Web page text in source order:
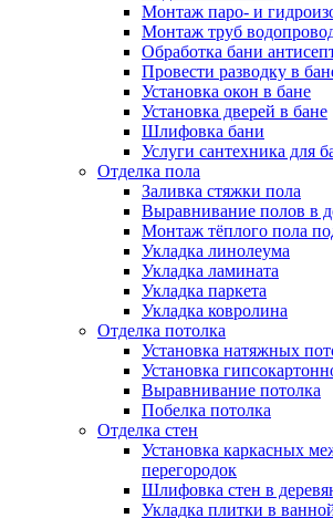
Монтаж паро- и
Монтаж труб
Обработка бани
Провести разводку в
Установка окон в бане
Установка дверей в бане
Шлифовка бани
Услуги сантехника для
Отделка пола
Заливка стяжки пола
Выравнивание полов в
Монтаж тёплого пола
Укладка линолеума
Укладка ламината
Укладка паркета
Укладка ковролина
Отделка потолка
Установка натяжных
Установка
Выравнивание потолка
Побелка потолка
Отделка стен
Установка каркасных
перегородок
Шлифовка стен в
Укладка плитки в